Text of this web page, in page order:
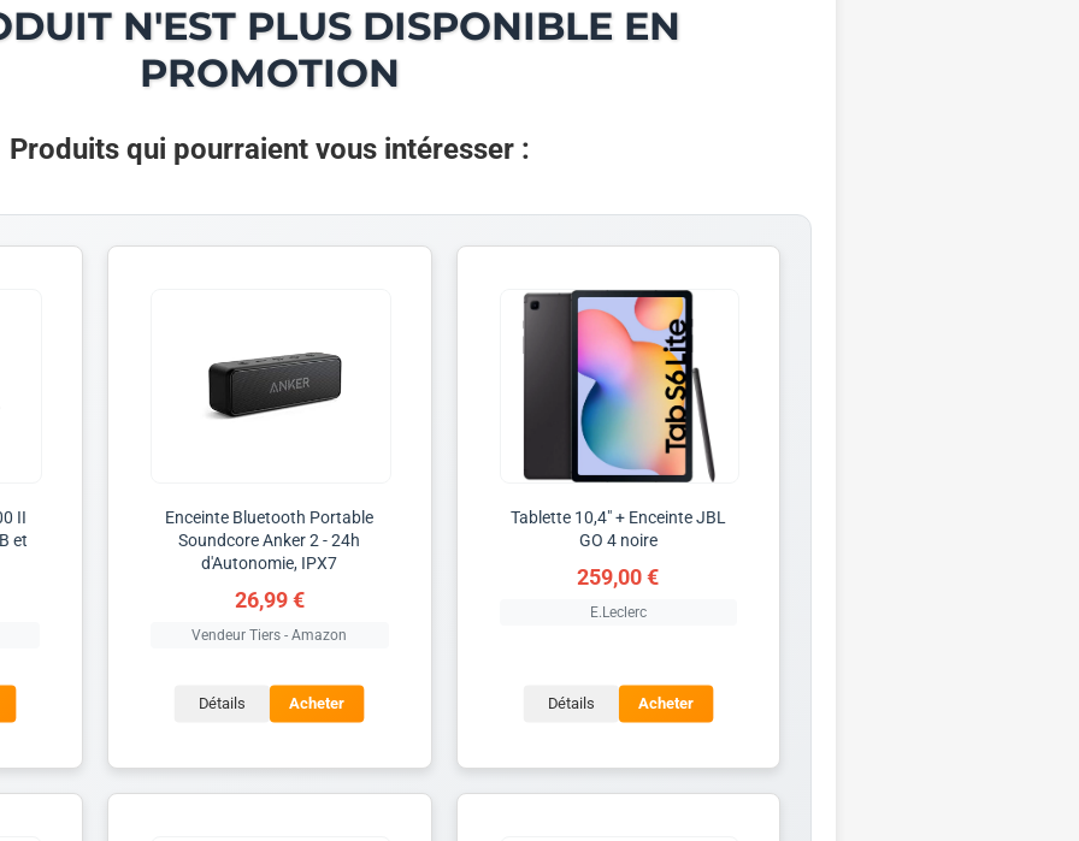
N'EST PLUS DISPONIBLE EN
PROMOTION
Produits qui pourraient vous intéresser :
II
et
Enceinte Bluetooth Portable
Soundcore Anker 2 - 24h
d'Autonomie, IPX7
26,99 €
Vendeur Tiers - Amazon
Détails Acheter
Tablette 10,4" + Enceinte JBL
GO 4 noire
259,00 €
E.Leclerc
Détails Acheter